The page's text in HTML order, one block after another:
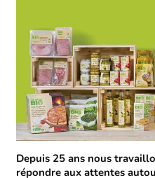
Depuis 25 ans nous
répondre aux attentes